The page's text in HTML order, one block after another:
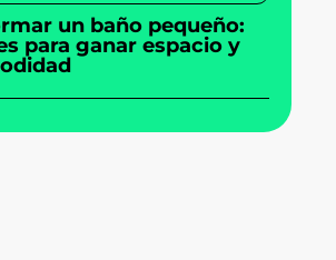
un baño pequeño:
para ganar espacio y